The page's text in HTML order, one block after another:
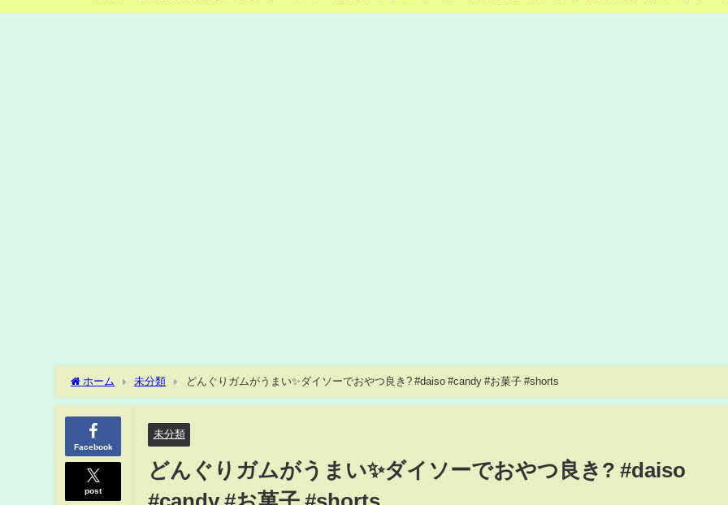
ホーム 未分類 どんぐりガムがうまい✨ダイソーでおやつ良き? #daiso #candy #お菓子 #shorts
Facebook
post
未分類
どんぐりガムがうまい✨ダイソーでおやつ良き? #daiso